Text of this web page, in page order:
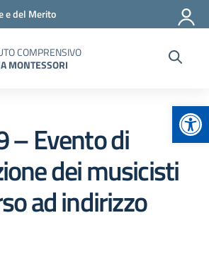
e del Merito
COMPRENSIVO
MONTESSORI
– Evento di
dei musicisti
ad indirizzo